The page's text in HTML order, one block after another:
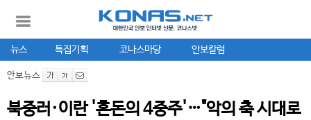
뉴스 특집기획 코나스마당 안보칼럼
안보뉴스
북중러·이란 '혼돈의 4중주'…"악의 축 시대로